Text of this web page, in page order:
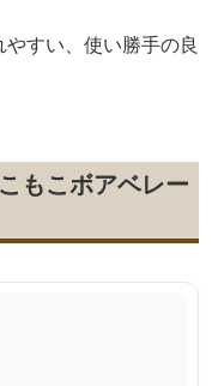
すい、使い勝手の良
もこボアベレー